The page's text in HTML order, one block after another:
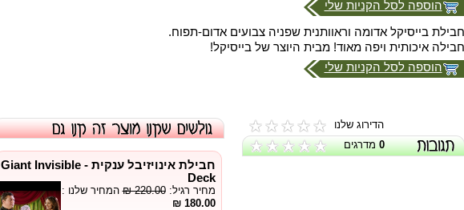
הוספה לסל הקניות שלי
חבילת בייסיקל אדומה וראוותנית שפניה צבועים אדום-תפוח.
חבילה איכותית ויפה מאוד! מבית היוצר של בייסיקל!
הוספה לסל הקניות שלי
הדירוג שלנו
0מדרגים
חבילת אינויזיבל ענקית - Giant Invisible
Deck
מחיר רגיל:₪ 220.00המחיר שלנו :
180.00 ₪